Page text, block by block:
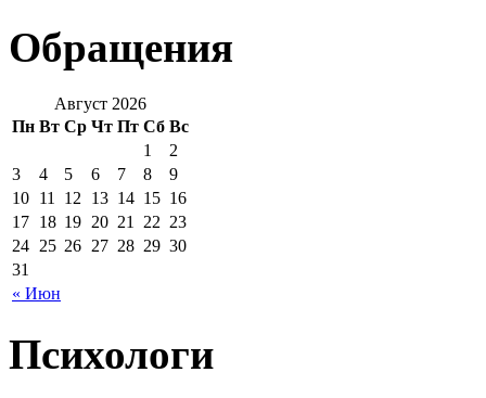
Обращения
Август 2026
Пн Вт Ср Чт Пт Сб Вс
« Июн
1
2
3
4 5 6 7 8
9
10 11 12 13 14 15 16
17 18 19 20 21 22 23
24 25 26 27 28 29 30
31
Психологи